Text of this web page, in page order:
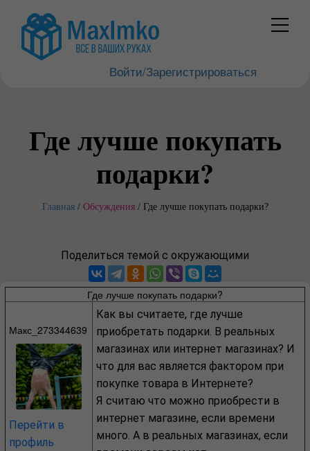
Войти/Зарегистрироваться
Где лучше покупать
подарки?
Главная/ Обсуждения/ Где лучше покупать подарки?
Поделиться темой с окружающими
Где лучше покупать подарки?
Макс_273344639
Перейти в
профиль
Как вы считаете, где лучше
приобретать подарки. В реальных
магазинах или интернет магазинах? И
что для вас является фактором при
покупке товара в Интернете?
Я считаю что можно приобрести в
интернет магазине, если времени
много. А в реальных магазинах, если